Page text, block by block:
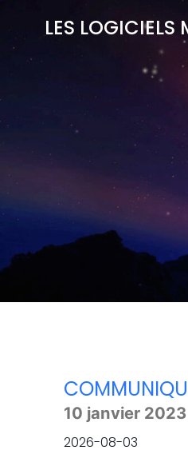
contenu
LES LOGICIELS
10 janvier 2023
2026-08-03